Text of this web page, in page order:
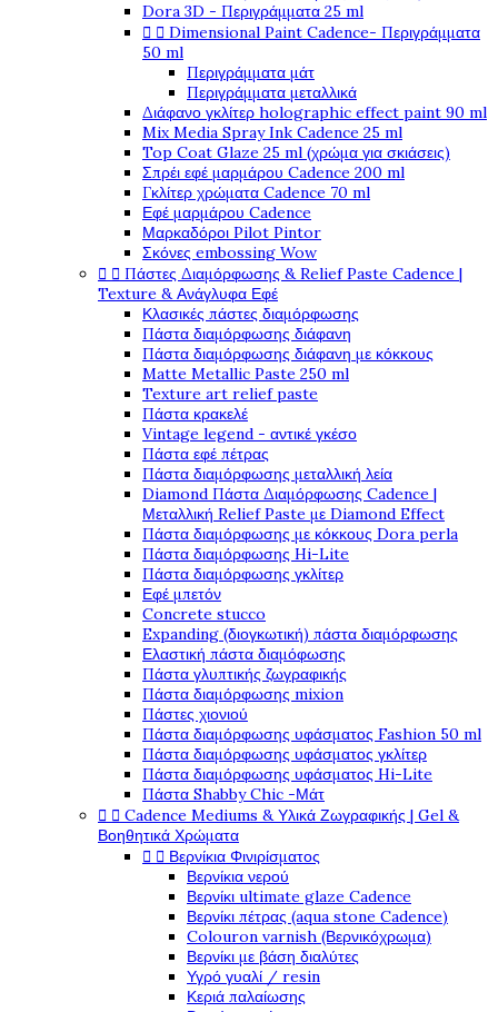
Dora 3D - Περιγράμματα 25 ml
  Dimensional Paint Cadence- Περιγράμματα
50 ml
Περιγράμματα μάτ
Περιγράμματα μεταλλικά
Διάφανο γκλίτερ holographic effect paint 90 ml
Mix Media Spray Ink Cadence 25 ml
Top Coat Glaze 25 ml (χρώμα για σκιάσεις)
Σπρέι εφέ μαρμάρου Cadence 200 ml
Γκλίτερ χρώματα Cadence 70 ml
Εφέ μαρμάρου Cadence
Μαρκαδόροι Pilot Pintor
Σκόνες embossing Wow
  Πάστες Διαμόρφωσης & Relief Paste Cadence |
Texture & Ανάγλυφα Εφέ
Κλασικές πάστες διαμόρφωσης
Πάστα διαμόρφωσης διάφανη
Πάστα διαμόρφωσης διάφανη με κόκκους
Matte Metallic Paste 250 ml
Texture art relief paste
Πάστα κρακελέ
Vintage legend - αντικέ γκέσο
Πάστα εφέ πέτρας
Πάστα διαμόρφωσης μεταλλική λεία
Diamond Πάστα Διαμόρφωσης Cadence |
Μεταλλική Relief Paste με Diamond Effect
Πάστα διαμόρφωσης με κόκκους Dora perla
Πάστα διαμόρφωσης Hi-Lite
Πάστα διαμόρφωσης γκλίτερ
Εφέ μπετόν
Concrete stucco
Expanding (διογκωτική) πάστα διαμόρφωσης
Ελαστική πάστα διαμόφωσης
Πάστα γλυπτικής ζωγραφικής
Πάστα διαμόρφωσης mixion
Πάστες χιονιού
Πάστα διαμόρφωσης υφάσματος Fashion 50 ml
Πάστα διαμόρφωσης υφάσματος γκλίτερ
Πάστα διαμόρφωσης υφάσματος Hi-Lite
Πάστα Shabby Chic -Μάτ
  Cadence Mediums & Υλικά Ζωγραφικής | Gel &
Βοηθητικά Χρώματα
  Βερνίκια Φινιρίσματος
Βερνίκια νερού
Βερνίκι ultimate glaze Cadence
Βερνίκι πέτρας (aqua stone Cadence)
Colouron varnish (Βερνικόχρωμα)
Βερνίκι με βάση διαλύτες
Υγρό γυαλί / resin
Κεριά παλαίωσης